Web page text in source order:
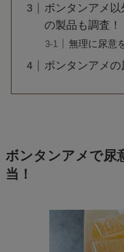
ボンタンアメ
の製品も調査！
無理に尿意
ボンタンアメ
ボンタンアメで尿
当！